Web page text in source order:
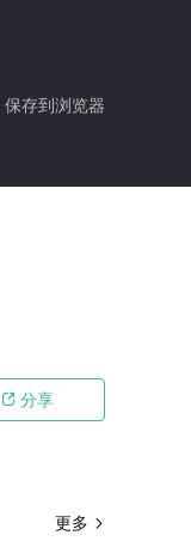
保存到浏览器
 分享
更多 